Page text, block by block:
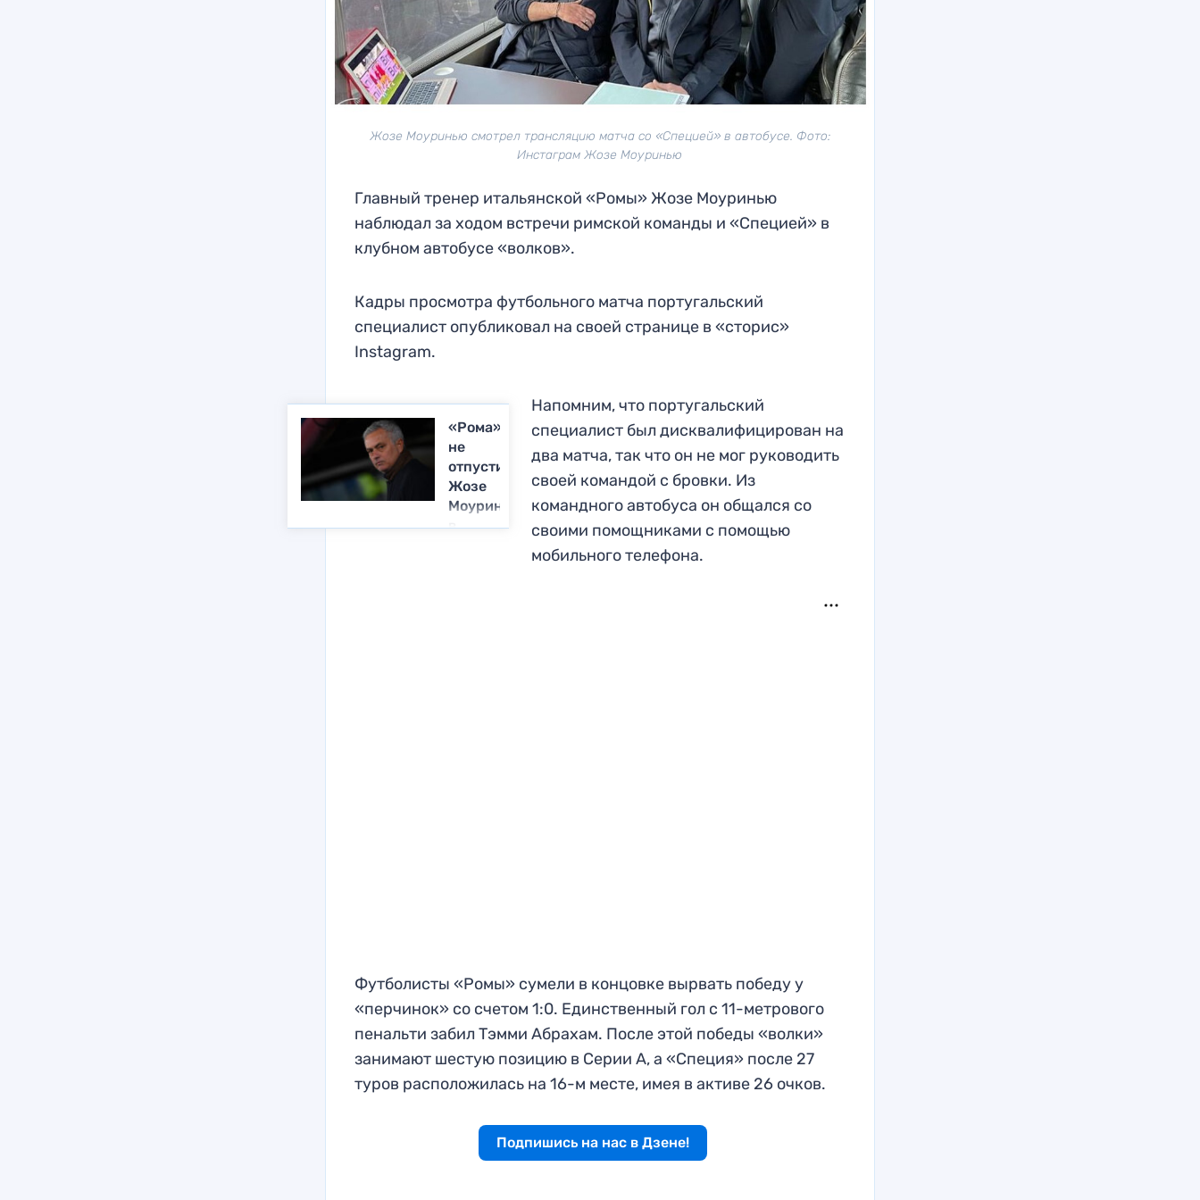
Жозе Моуринью смотрел трансляцию матча со «Специей» в автобусе. Фото:
Инстаграм Жозе Моуринью
Главный тренер итальянской «Ромы» Жозе Моуринью
наблюдал за ходом встречи римской команды и «Специей» в
клубном автобусе «волков».
Кадры просмотра футбольного матча португальский
специалист опубликовал на своей странице в «сторис»
Instagram.
«Рома»
не
отпустит
Жозе
Моуринью
в
Напомним, что португальский
специалист был дисквалифицирован на
два матча, так что он не мог руководить
своей командой с бровки. Из
командного автобуса он общался со
своими помощниками с помощью
мобильного телефона.
Футболисты «Ромы» сумели в концовке вырвать победу у
«перчинок» со счетом 1:0. Единственный гол с 11-метрового
пенальти забил Тэмми Абрахам. После этой победы «волки»
занимают шестую позицию в Серии А, а «Специя» после 27
туров расположилась на 16-м месте, имея в активе 26 очков.
Подпишись на нас в Дзене!